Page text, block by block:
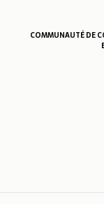
COMMUNAUTÉ DE